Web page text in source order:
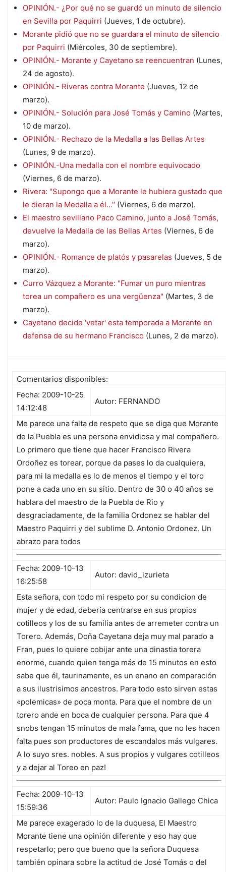
OPINIÓN.- ¿Por qué no se guardó un minuto de silencio
en Sevilla por Paquirri (Jueves, 1 de octubre).
Morante pidió que no se guardara el minuto de silencio
por Paquirri (Miércoles, 30 de septiembre).
OPINIÓN.- Morante y Cayetano se reencuentran (Lunes,
24 de agosto).
OPINIÓN.- Riveras contra Morante (Jueves, 12 de
marzo).
OPINIÓN.- Solución para José Tomás y Camino (Martes,
10 de marzo).
OPINIÓN.- Rechazo de la Medalla a las Bellas Artes
(Lunes, 9 de marzo).
OPINIÓN.-Una medalla con el nombre equivocado
(Viernes, 6 de marzo).
Rivera: "Supongo que a Morante le hubiera gustado que
le dieran la Medalla a él…" (Viernes, 6 de marzo).
El maestro sevillano Paco Camino, junto a José Tomás,
devuelve la Medalla de las Bellas Artes (Viernes, 6 de
marzo).
OPINIÓN.- Romance de platós y pasarelas (Jueves, 5 de
marzo).
Curro Vázquez a Morante: "Fumar un puro mientras
torea un compañero es una vergüenza" (Martes, 3 de
marzo).
Cayetano decide 'vetar' esta temporada a Morante en
defensa de su hermano Francisco (Lunes, 2 de marzo).
Comentarios disponibles:
Fecha: 2009-10-25
14:12:48
Autor: FERNANDO
Me parece una falta de respeto que se diga que Morante
de la Puebla es una persona envidiosa y mal compañero.
Lo primero que tiene que hacer Francisco Rivera
Ordoñez es torear, porque da pases lo da cualquiera,
para mi la medalla es lo de menos el tiempo y el toro
pone a cada uno en su sitio. Dentro de 30 o 40 años se
hablara del maestro de la Puebla de Rio y
desgraciadamente, de la familia Ordonez se hablar del
Maestro Paquirri y del sublime D. Antonio Ordonez. Un
abrazo para todos
Fecha: 2009-10-13
16:25:58
Autor: david_izurieta
Esta señora, con todo mi respeto por su condicion de
mujer y de edad, debería centrarse en sus propios
cotilleos y los de su familia antes de arremeter contra un
Torero. Además, Doña Cayetana deja muy mal parado a
Fran, pues lo quiere cobijar ante una dinastia torera
enorme, cuando quien tenga más de 15 minutos en esto
sabe que él, taurinamente, es un enano en comparación
a sus ilustrisimos ancestros. Para todo esto sirven estas
«polemicas» de poca monta. Para que el nombre de un
torero ande en boca de cualquier persona. Para que 4
snobs tengan 15 minutos de mala fama, que no les hacen
falta pues son productores de escandalos más vulgares.
A lo suyo sres. nobles. A sus propios y vulgares cotilleos
y a dejar al Toreo en paz!
Fecha: 2009-10-13
15:59:36
Autor: Paulo Ignacio Gallego Chica
Me parece exagerado lo de la duquesa, El Maestro
Morante tiene una opinión diferente y eso hay que
respetarlo; pero que bueno que la señora Duquesa
también opinara sobre la actitud de José Tomás o del